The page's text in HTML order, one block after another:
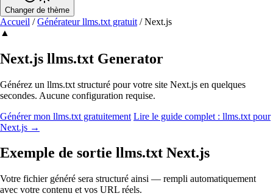
Changer de thème
Accueil / Générateur llms.txt gratuit / Next.js
▲
Next.js llms.txt Generator
Générez un llms.txt structuré pour votre site Next.js en quelques
secondes. Aucune configuration requise.
Générer mon llms.txt gratuitement Lire le guide complet : llms.txt pour
Next.js →
Exemple de sortie llms.txt Next.js
Votre fichier généré sera structuré ainsi — rempli automatiquement
avec votre contenu et vos URL réels.